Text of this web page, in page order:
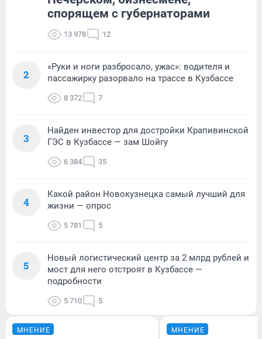
спорящем с губернаторами
13 978 12
2
«Руки и ноги разбросало, ужас»: водителя и
пассажирку разорвало на трассе в Кузбассе
8 372 7
3
Найден инвестор для достройки Крапивинской
ГЭС в Кузбассе — зам Шойгу
6 384 35
4
Какой район Новокузнецка самый лучший для
жизни — опрос
5 781 5
5
Новый логистический центр за 2 млрд рублей и
мост для него отстроят в Кузбассе —
подробности
5 710 5
МНЕНИЕ МНЕНИЕ